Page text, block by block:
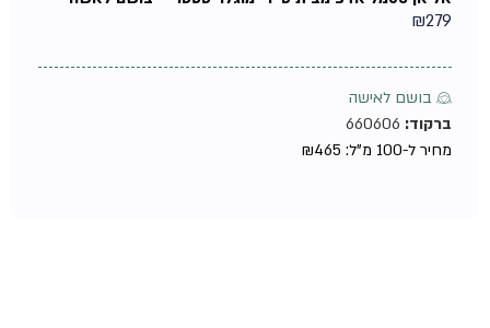
₪279
♀ בושם לאישה
ברקוד:660606
מחיר ל-100 מ"ל:
₪465